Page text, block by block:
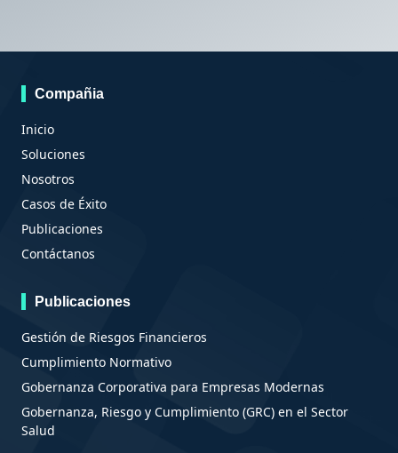
Compañia
Inicio
Soluciones
Nosotros
Casos de Éxito
Publicaciones
Contáctanos
Publicaciones
Gestión de Riesgos Financieros
Cumplimiento Normativo
Gobernanza Corporativa para Empresas Modernas
Gobernanza, Riesgo y Cumplimiento (GRC) en el Sector
Salud